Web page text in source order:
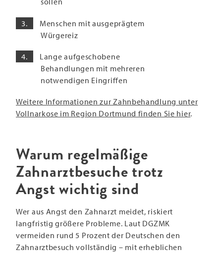
Menschen mit ausgeprägtem
Würgereiz
Lange aufgeschobene
Behandlungen mit mehreren
notwendigen Eingriffen
Weitere Informationen zur Zahnbehandlung unter
Vollnarkose im Region Dortmund finden Sie hier.
Warum regelmäßige
Zahnarztbesuche trotz
Angst wichtig sind
Wer aus Angst den Zahnarzt meidet, riskiert
langfristig größere Probleme. Laut DGZMK
vermeiden rund 5 Prozent der Deutschen den
Zahnarztbesuch vollständig – mit erheblichen